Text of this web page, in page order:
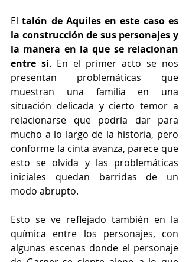
El talón de Aquiles en este caso es
la construcción de sus personajes y
la manera en la que se relacionan
entre sí. En el primer acto se nos
presentan problemáticas que
muestran una familia en una
situación delicada y cierto temor a
relacionarse que podría dar para
mucho a lo largo de la historia, pero
conforme la cinta avanza, parece que
esto se olvida y las problemáticas
iniciales quedan barridas de un
modo abrupto.
Esto se ve reflejado también en la
química entre los personajes, con
algunas escenas donde el personaje